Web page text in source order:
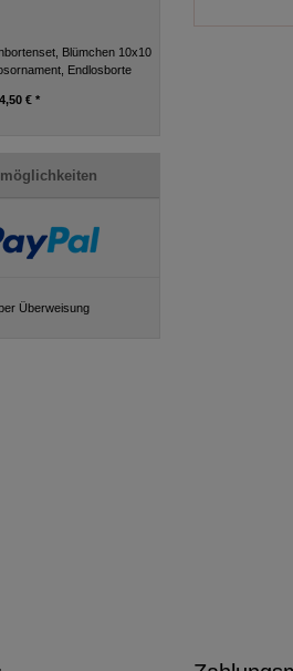
Blümchen 10x10
Endlosborte
4,50 € *
Überweisung